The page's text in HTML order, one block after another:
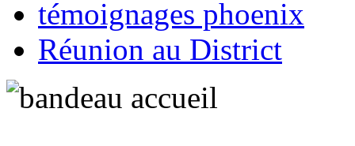
témoignages phoenix
Réunion au District